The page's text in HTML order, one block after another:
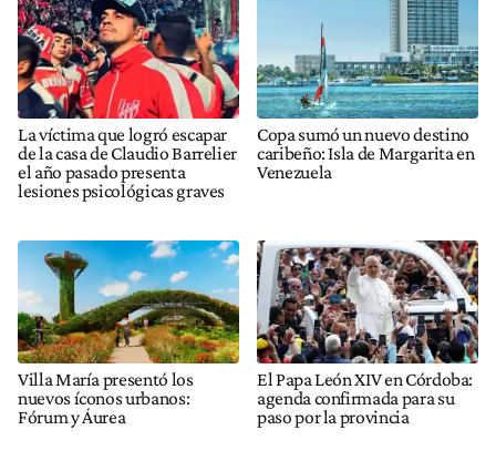
La víctima que logró escapar
de la casa de Claudio Barrelier
el año pasado presenta
lesiones psicológicas graves
Copa sumó un nuevo destino
caribeño: Isla de Margarita en
Venezuela
Villa María presentó los
nuevos íconos urbanos:
Fórum y Áurea
El Papa León XIV en Córdoba:
agenda confirmada para su
paso por la provincia